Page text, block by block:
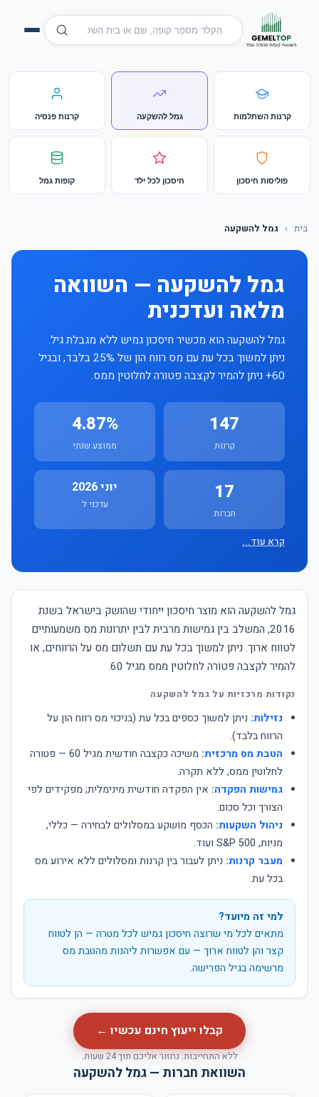
קרנות השתלמות גמל להשקעה קרנות פנסיה
פוליסות חיסכון חיסכון לכל ילד קופות גמל
בית › גמל להשקעה
גמל להשקעה — השוואה
מלאה ועדכנית
גמל להשקעה הוא מכשיר חיסכון גמיש ללא מגבלת גיל.
ניתן למשוך בכל עת עם מס רווח הון של 25% בלבד, ובגיל
60+ ניתן להמיר לקצבה פטורה לחלוטין ממס.
147
קרנות
4.87%
ממוצע שנתי
17
חברות
יוני 2026
עדכני ל
קרא עוד...
גמל להשקעה הוא מוצר חיסכון ייחודי שהושק בישראל בשנת
2016, המשלב בין גמישות מרבית לבין יתרונות מס משמעותיים
לטווח ארוך. ניתן למשוך בכל עת עם תשלום מס על הרווחים, או
להמיר לקצבה פטורה לחלוטין ממס מגיל 60.
נקודות מרכזיות על גמל להשקעה
נזילות: ניתן למשוך כספים בכל עת (בניכוי מס רווח הון על
הרווח בלבד).
הטבת מס מרכזית:
משיכה כקצבה חודשית מגיל 60 — פטורה
לחלוטין ממס, ללא תקרה.
גמישות הפקדה: אין הפקדה חודשית מינימלית; מפקידים לפי
הצורך וכל סכום.
ניהול השקעות: הכסף מושקע במסלולים לבחירה — כללי,
מניות, S&P 500 ועוד.
מעבר קרנות: ניתן לעבור בין קרנות ומסלולים ללא אירוע מס
בכל עת.
למי זה מיועד?
מתאים לכל מי שרוצה חיסכון גמיש לכל מטרה — הן לטווח
קצר והן לטווח ארוך — עם אפשרות ליהנות מהטבת מס
מרשימה בגיל הפרישה.
קבלו ייעוץ חינם עכשיו ←
ללא התחייבות. נחזור אליכם תוך 24 שעות.
השוואת חברות — גמל להשקעה